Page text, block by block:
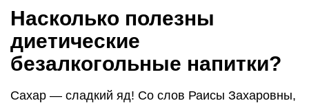
Насколько полезны
диетические
безалкогольные напитки?
Сахар — сладкий яд! Со слов Раисы Захаровны,